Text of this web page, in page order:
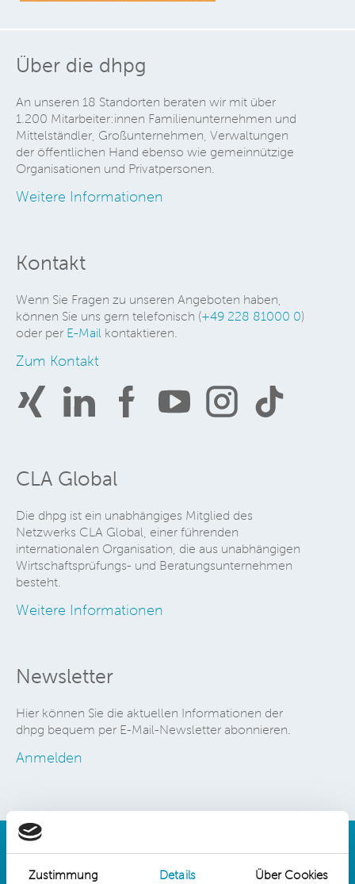
Zustimmung Details Über Cookies
Über die dhpg
An unseren 18 Standorten beraten wir mit über
1.200 Mitarbeiter:innen Familienunternehmen und
Mittelständler, Großunternehmen, Verwaltungen
der öffentlichen Hand ebenso wie gemeinnützige
Organisationen und Privatpersonen.
Weitere Informationen
Kontakt
Wenn Sie Fragen zu unseren Angeboten haben,
können Sie uns gern telefonisch (+49 228 81000 0)
oder per E-Mail kontaktieren.
Zum Kontakt
CLA Global
Die dhpg ist ein unabhängiges Mitglied des
Netzwerks CLA Global, einer führenden
internationalen Organisation, die aus unabhängigen
Wirtschaftsprüfungs- und Beratungsunternehmen
besteht.
Weitere Informationen
Newsletter
Hier können Sie die aktuellen Informationen der
dhpg bequem per E-Mail-Newsletter abonnieren.
Anmelden